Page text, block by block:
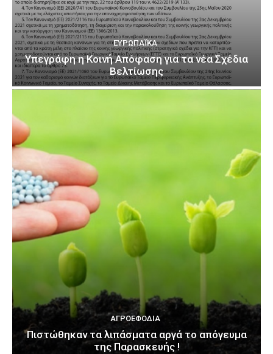
ΕΥΡΩΠΑΪΚΆ
Υπεγράφη η Κοινή Απόφαση για τα νέα Σχέδια
Βελτίωσης
ΑΓΡΟΕΦΌΔΙΑ
Πιστώθηκαν τα λιπάσματα αργά το απόγευμα
της Παρασκευής !